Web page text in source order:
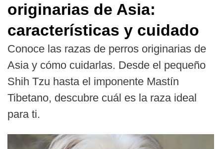
originarias de Asia:
características y cuidado
Conoce las razas de perros originarias de
Asia y cómo cuidarlas. Desde el pequeño
Shih Tzu hasta el imponente Mastín
Tibetano, descubre cuál es la raza ideal
para ti.